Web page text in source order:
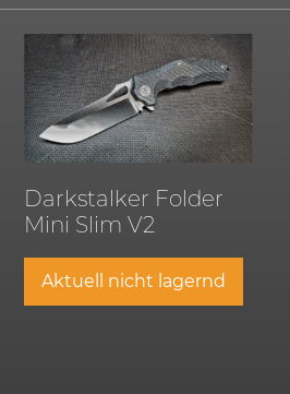
Darkstalker Folder
Mini Slim V2
Aktuell nicht lagernd